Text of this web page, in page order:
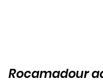
Rocamadour